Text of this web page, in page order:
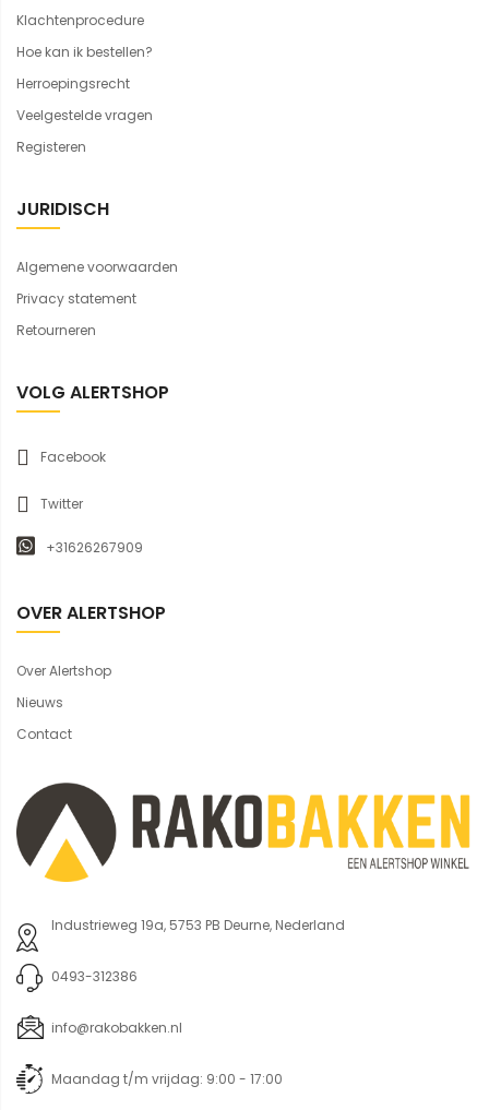
Klachtenprocedure
Hoe kan ik bestellen?
Herroepingsrecht
Veelgestelde vragen
Registeren
JURIDISCH
Algemene voorwaarden
Privacy statement
Retourneren
VOLG ALERTSHOP
Facebook
Twitter
+31626267909
OVER ALERTSHOP
Over Alertshop
Nieuws
Contact
Industrieweg 19a, 5753 PB Deurne, Nederland
0493-312386
info@rakobakken.nl
Maandag t/m vrijdag: 9:00 - 17:00